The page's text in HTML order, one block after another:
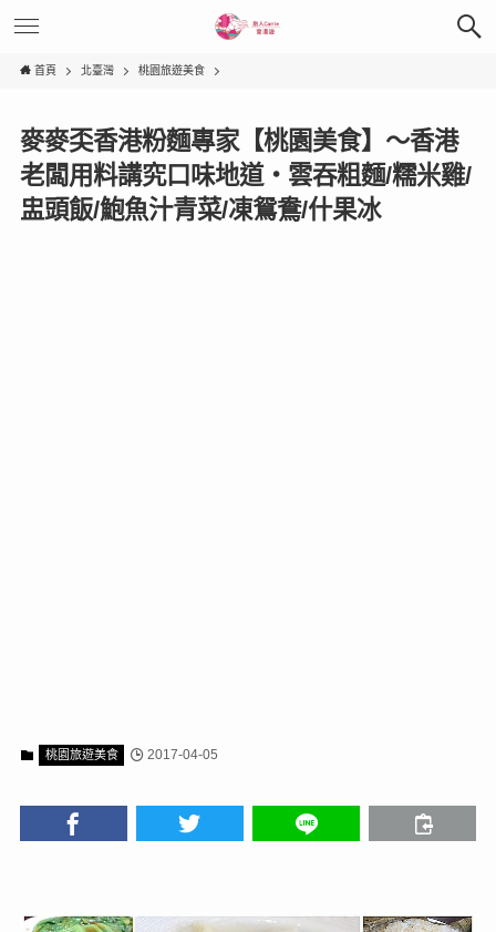
首頁 北臺灣 桃園旅遊美食
麥麥奀香港粉麵專家【桃園美食】～香港
老闆用料講究口味地道‧雲吞粗麵/糯米雞/
盅頭飯/鮑魚汁青菜/凍鴛鴦/什果冰
桃園旅遊美食 2017-04-05